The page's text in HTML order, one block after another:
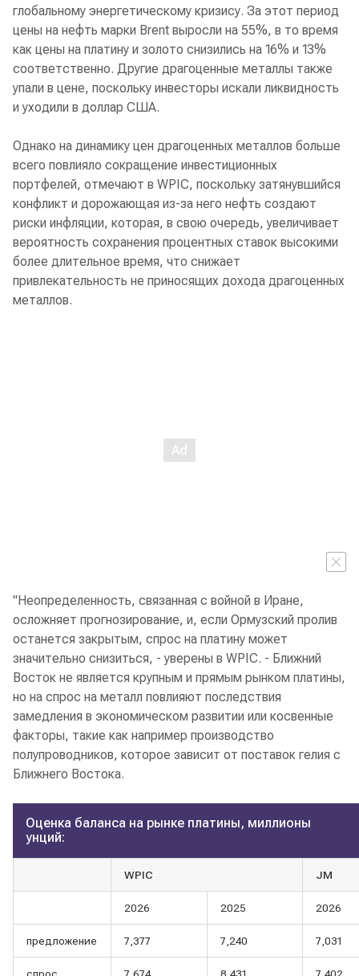
глобальному энергетическому кризису. За этот период
цены на нефть марки Brent выросли на 55%, в то время
как цены на платину и золото снизились на 16% и 13%
соответственно. Другие драгоценные металлы также
упали в цене, поскольку инвесторы искали ликвидность
и уходили в доллар США.
Однако на динамику цен драгоценных металлов больше
всего повлияло сокращение инвестиционных
портфелей, отмечают в WPIC, поскольку затянувшийся
конфликт и дорожающая из-за него нефть создают
риски инфляции, которая, в свою очередь, увеличивает
вероятность сохранения процентных ставок высокими
более длительное время, что снижает
привлекательность не приносящих дохода драгоценных
металлов.
"Неопределенность, связанная с войной в Иране,
осложняет прогнозирование, и, если Ормузский пролив
останется закрытым, спрос на платину может
значительно снизиться, - уверены в WPIC. - Ближний
Восток не является крупным и прямым рынком платины,
но на спрос на металл повлияют последствия
замедления в экономическом развитии или косвенные
факторы, такие как например производство
полупроводников, которое зависит от поставок гелия с
Ближнего Востока.
Оценка баланса на рынке платины, миллионы
унций:
WPIC JM
2026 2025 2026
предложение 7,377 7,240 7,031
спрос 7,674 8,431 7,402